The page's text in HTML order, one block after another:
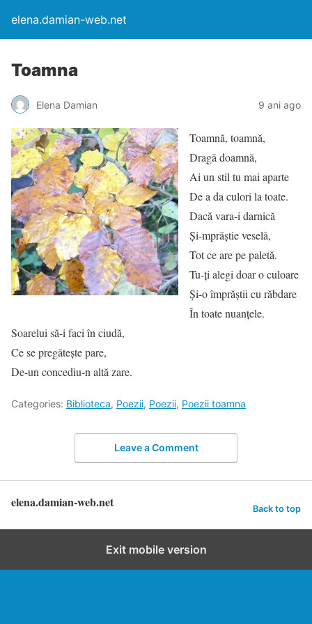
elena.damian-web.net
Toamna
Elena Damian 9 ani ago
Toamnă, toamnă,
Dragă doamnă,
Ai un stil tu mai aparte
De a da culori la toate.
Dacă vara-i darnică
Și-mprăștie veselă,
Tot ce are pe paletă.
Tu-ți alegi doar o culoare
Și-o împrăștii cu răbdare
În toate nuanțele.
Soarelui să-i faci în ciudă,
Ce se pregătește pare,
De-un concediu-n altă zare.
Categories: Biblioteca, Poezii, Poezii, Poezii toamna
Leave a Comment
elena.damian-web.net Back to top
Exit mobile version